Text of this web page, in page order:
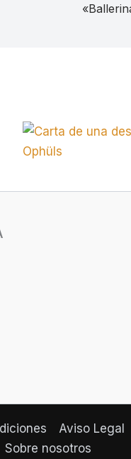
Aviso Legal
Sobre nosotros